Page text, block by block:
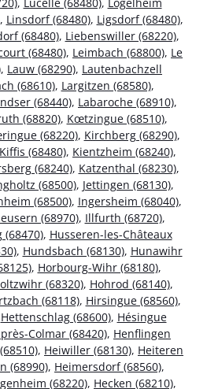
, Linsdorf (68480), Ligsdorf (68480),
(68480), Liebenswiller (68220),
(68480), Leimbach (68800), Le
, Lauw (68290), Lautenbachzell
(68610), Largitzen (68580),
(68440), Labaroche (68910),
(68820), Kœtzingue (68510),
(68220), Kirchberg (68290),
Kiffis (68480), Kientzheim (68240),
(68240), Katzenthal (68230),
(68500), Jettingen (68130),
(68500), Ingersheim (68040),
(68970), Illfurth (68720),
(68470), Husseren-les-Châteaux
, Hundsbach (68130), Hunawihr
, Horbourg-Wihr (68180),
(68320), Hohrod (68140),
(68118), Hirsingue (68560),
Hettenschlag (68600), Hésingue
Colmar (68420), Henflingen
, Heiwiller (68130), Heiteren
(68990), Heimersdorf (68560),
(68220), Hecken (68210),